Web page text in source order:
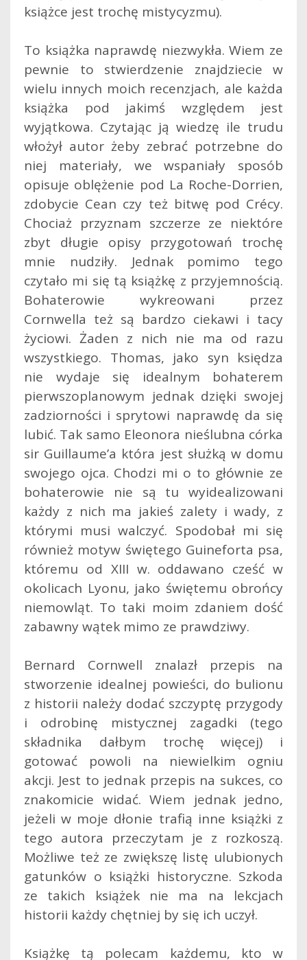
książce jest trochę mistycyzmu).
To książka naprawdę niezwykła. Wiem ze
pewnie to stwierdzenie znajdziecie w
wielu innych moich recenzjach, ale każda
książka pod jakimś względem jest
wyjątkowa. Czytając ją wiedzę ile trudu
włożył autor żeby zebrać potrzebne do
niej materiały, we wspaniały sposób
opisuje oblężenie pod La Roche-Dorrien,
zdobycie Cean czy też bitwę pod Crécy.
Chociaż przyznam szczerze ze niektóre
zbyt długie opisy przygotowań trochę
mnie nudziły. Jednak pomimo tego
czytało mi się tą książkę z przyjemnością.
Bohaterowie wykreowani przez
Cornwella też są bardzo ciekawi i tacy
życiowi. Żaden z nich nie ma od razu
wszystkiego. Thomas, jako syn księdza
nie wydaje się idealnym bohaterem
pierwszoplanowym jednak dzięki swojej
zadziorności i sprytowi naprawdę da się
lubić. Tak samo Eleonora nieślubna córka
sir Guillaume’a która jest służką w domu
swojego ojca. Chodzi mi o to głównie ze
bohaterowie nie są tu wyidealizowani
każdy z nich ma jakieś zalety i wady, z
którymi musi walczyć. Spodobał mi się
również motyw świętego Guineforta psa,
któremu od XIII w. oddawano cześć w
okolicach Lyonu, jako świętemu obrońcy
niemowląt. To taki moim zdaniem dość
zabawny wątek mimo ze prawdziwy.
Bernard Cornwell znalazł przepis na
stworzenie idealnej powieści, do bulionu
z historii należy dodać szczyptę przygody
i odrobinę mistycznej zagadki (tego
składnika dałbym trochę więcej) i
gotować powoli na niewielkim ogniu
akcji. Jest to jednak przepis na sukces, co
znakomicie widać. Wiem jednak jedno,
jeżeli w moje dłonie trafią inne książki z
tego autora przeczytam je z rozkoszą.
Możliwe też ze zwiększę listę ulubionych
gatunków o książki historyczne. Szkoda
ze takich książek nie ma na lekcjach
historii każdy chętniej by się ich uczył.
Książkę tą polecam każdemu, kto w